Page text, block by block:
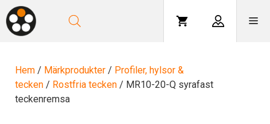
Hoppa
till
innehåll
Hem / Märkprodukter / Profiler, hylsor &
tecken / Rostfria tecken / MR10-20-Q syrafast
teckenremsa